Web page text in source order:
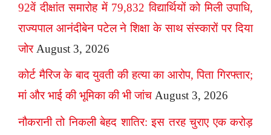
92वें दीक्षांत समारोह में 79,832 विद्यार्थियों को मिली उपाधि,
राज्यपाल आनंदीबेन पटेल ने शिक्षा के साथ संस्कारों पर दिया
जोर August 3, 2026
कोर्ट मैरिज के बाद युवती की हत्या का आरोप, पिता गिरफ्तार;
मां और भाई की भूमिका की भी जांच August 3, 2026
नौकरानी तो निकली बेहद शातिर: इस तरह चुराए एक करोड़